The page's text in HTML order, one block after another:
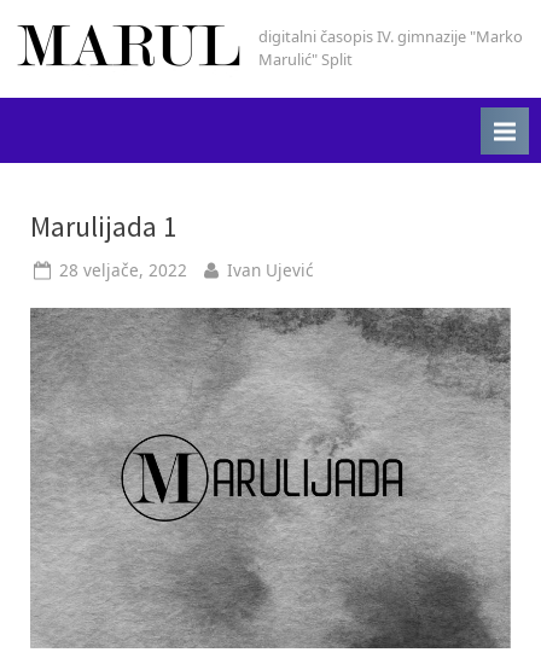
content
Marul
digitalni časopis IV. gimnazije "Marko
Marulić" Split
Oznaka:
gimnazija
Marulijada 1
Posted
28 veljače, 2022 By
Ivan Ujević